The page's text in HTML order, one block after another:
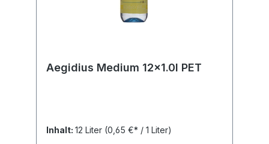
Aegidius Medium 12x1.0l PET
Inhalt: 12 Liter (0,65 €* / 1 Liter)